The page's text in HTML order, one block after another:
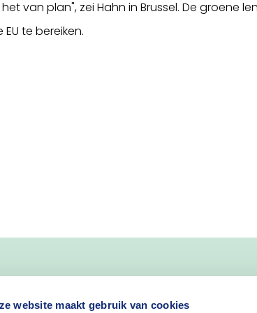
website maakt gebruik van cookies
van plan", zei Hahn in Brussel. De groene
te bereiken.